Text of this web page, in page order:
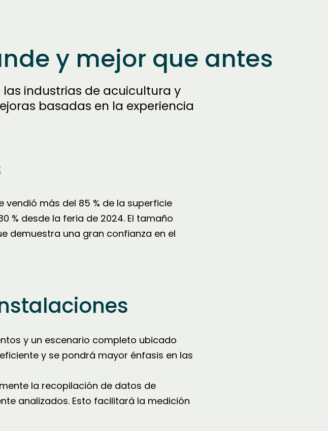
y mejor que antes
industrias de acuicultura y
basadas en la experiencia
vendió más del 85 % de la superficie
% desde la feria de 2024. El tamaño
demuestra una gran confianza en el
y un escenario completo ubicado
y se pondrá mayor énfasis en las
la recopilación de datos de
analizados. Esto facilitará la medición